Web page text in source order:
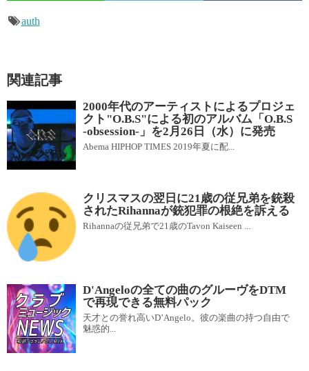
auth
関連記事
2000年代のアーティストによるプロジェ
クト"O.B.S"による初のアルバム「O.B.S
-obsession-」を2月26日（水）に発売
Abema HIPHOP TIMES 2019年夏に配...
クリスマスの翌日に21歳の従兄弟を銃殺
されたRihannaが銃犯罪の根絶を訴える
Rihannaの従兄弟で21歳のTavon Kaiseen ...
D'Angeloの全ての曲のグルーヴをDTM
で再現できる無料パック
天才との誉れ高いD’Angelo。彼の楽曲の持つ自由で
魅惑的...